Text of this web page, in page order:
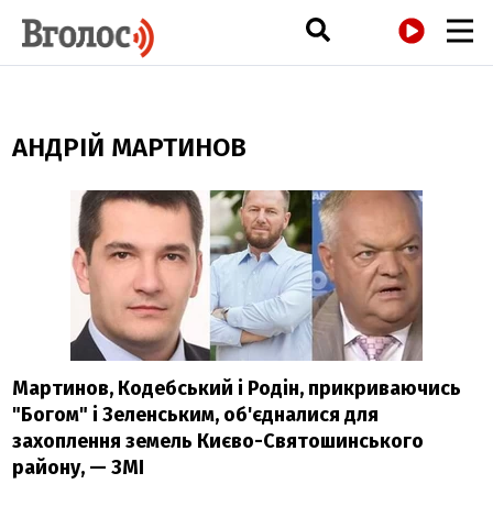
АНДРІЙ МАРТИНОВ
Мартинов, Кодебський і Родін, прикриваючись
"Богом" і Зеленським, об'єдналися для
захоплення земель Києво-Святошинського
району, — ЗМІ